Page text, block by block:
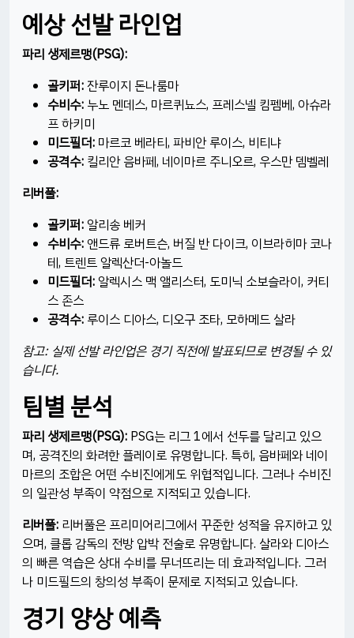
예상 선발 라인업
파리 생제르맹(PSG):
골키퍼:잔루이지 돈나룸마​
수비수: 누노 멘데스, 마르퀴뇨스, 프레스넬 킴펨베, 아슈라
프 하키미​
미드필더: 마르코 베라티, 파비안 루이스, 비티냐​
공격수: 킬리안 음바페, 네이마르 주니오르, 우스만 뎀벨레​
리버풀:
골키퍼:알리송 베커​
수비수:앤드류 로버트슨, 버질 반 다이크, 이브라히마 코나
테, 트렌트 알렉산더-아놀드​
미드필더:알렉시스 맥 앨리스터, 도미닉 소보슬라이, 커티
스 존스​
공격수: 루이스 디아스, 디오구 조타, 모하메드 살라​
참고: 실제 선발 라인업은 경기 직전에 발표되므로 변경될 수 있
습니다.
팀별 분석
파리 생제르맹(PSG): PSG는 리그 1에서 선두를 달리고 있으
며, 공격진의 화려한 플레이로 유명합니다. 특히, 음바페와 네이
마르의 조합은 어떤 수비진에게도 위협적입니다. 그러나 수비진
의 일관성 부족이 약점으로 지적되고 있습니다.​
리버풀: 리버풀은 프리미어리그에서 꾸준한 성적을 유지하고 있
으며, 클롭 감독의 전방 압박 전술로 유명합니다. 살라와 디아스
의 빠른 역습은 상대 수비를 무너뜨리는 데 효과적입니다. 그러
나 미드필드의 창의성 부족이 문제로 지적되고 있습니다.​
경기 양상 예측